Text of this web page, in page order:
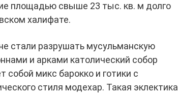
площадью свыше 23 тыс. кв. м долго
халифате.
стали разрушать мусульманскую
и арками католический собор
микс барокко и готики с
стиля модехар. Такая эклектика